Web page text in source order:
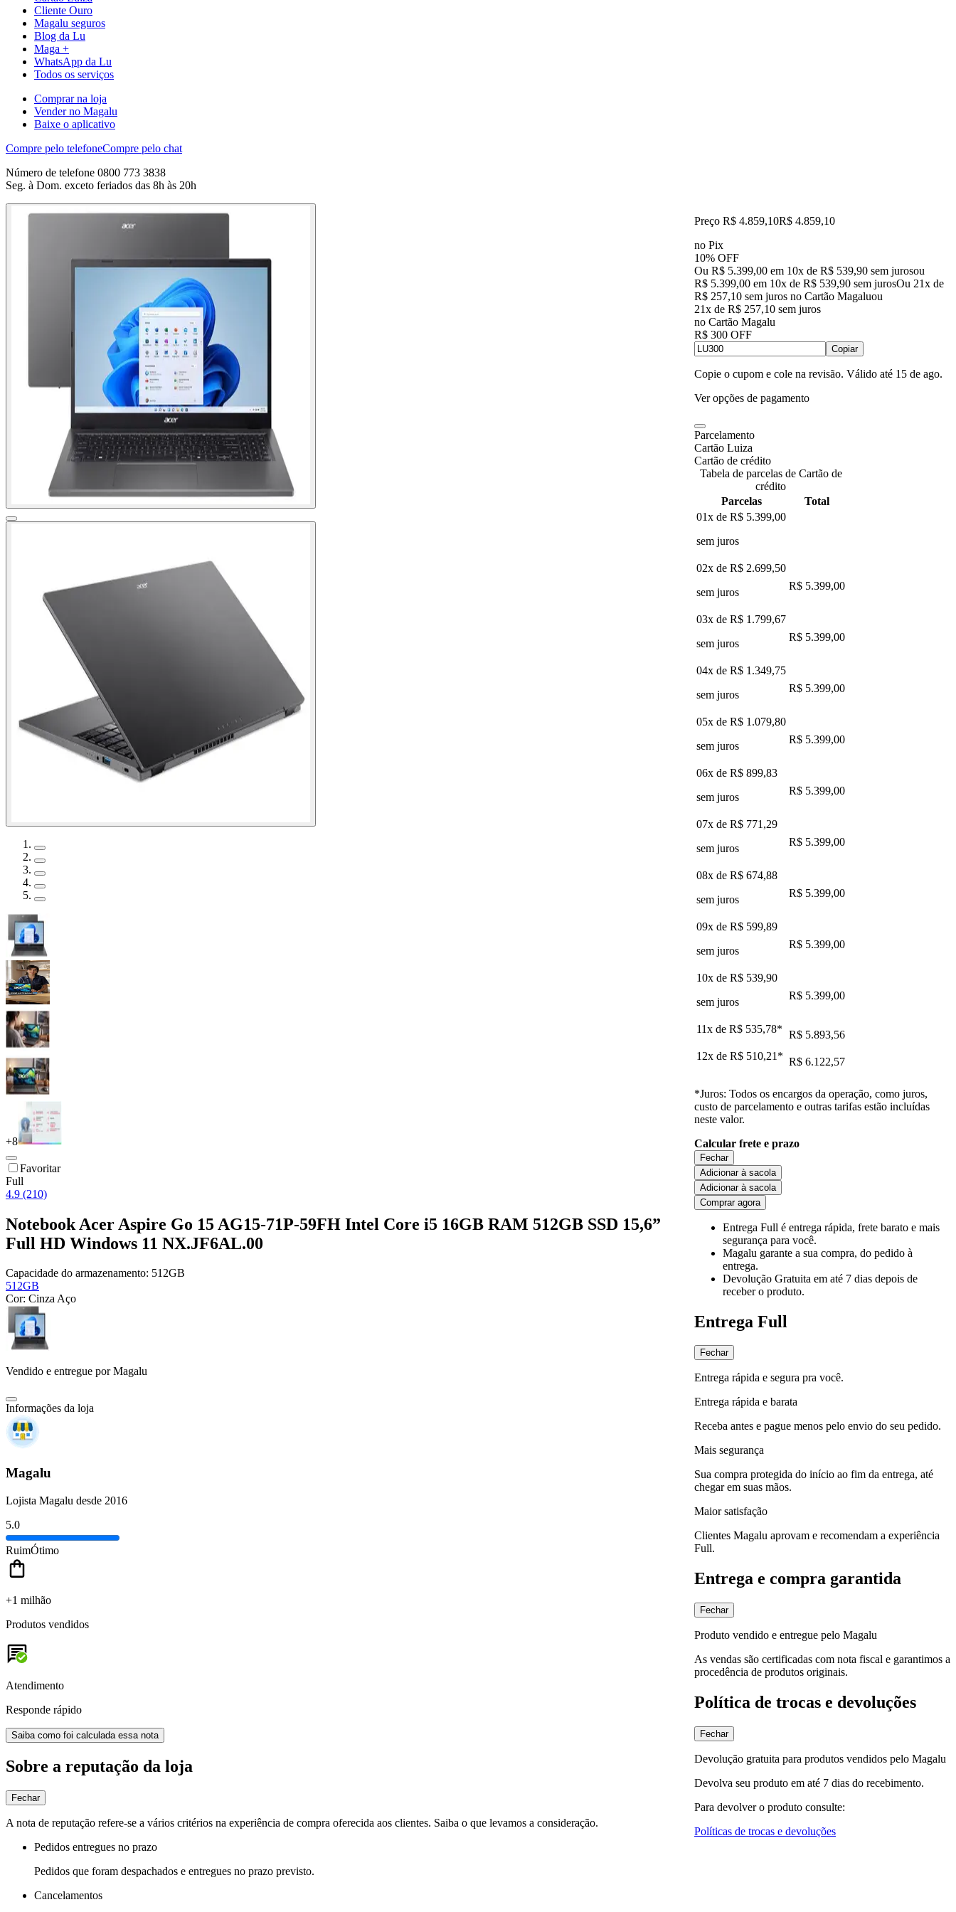
Cliente Ouro
Magalu seguros
Blog da Lu
Maga +
WhatsApp da Lu
Todos os serviços
Comprar na loja
Vender no Magalu
Baixe o aplicativo
Compre pelo telefoneCompre pelo chat
Número de telefone 0800 773 3838
Seg. à Dom. exceto feriados das 8h às 20h
+8
Favoritar
Full
4.9 (210)
Notebook Acer Aspire Go 15 AG15-71P-59FH Intel Core i5 16GB RAM 512GB SSD 15,6”
Full HD Windows 11 NX.JF6AL.00
Capacidade do armazenamento: 512GB
512GB
Cor: Cinza Aço
Vendido e entregue por Magalu
Informações da loja
Magalu
Lojista Magalu desde 2016
5.0
RuimÓtimo
+1 milhão
Produtos vendidos
Atendimento
Responde rápido
Saiba como foi calculada essa nota
Sobre a reputação da loja
Fechar
A nota de reputação refere-se a vários critérios na experiência de compra oferecida aos clientes. Saiba o que levamos a consideração.
Pedidos entregues no prazo
Pedidos que foram despachados e entregues no prazo previsto.
Cancelamentos
Preço R$ 4.859,10R$ 4.859,10
no Pix
10% OFF
Ou R$ 5.399,00 em 10x de R$ 539,90 sem jurosou
R$ 5.399,00 em 10x de R$ 539,90 sem jurosOu 21x de
R$ 257,10 sem juros no Cartão Magaluou
21x de R$ 257,10 sem juros
no Cartão Magalu
R$ 300 OFF
Copiar
Copie o cupom e cole na revisão. Válido até 15 de ago.
Ver opções de pagamento
Parcelamento
Cartão Luiza
Cartão de crédito
Tabela de parcelas de Cartão de
crédito
Parcelas
Total
01x de R$ 5.399,00
sem juros
02x de R$ 2.699,50
sem juros
R$ 5.399,00
03x de R$ 1.799,67
sem juros
R$ 5.399,00
04x de R$ 1.349,75
sem juros
R$ 5.399,00
05x de R$ 1.079,80
sem juros
R$ 5.399,00
06x de R$ 899,83
sem juros
R$ 5.399,00
07x de R$ 771,29
sem juros
R$ 5.399,00
08x de R$ 674,88
sem juros
R$ 5.399,00
09x de R$ 599,89
sem juros
R$ 5.399,00
10x de R$ 539,90
sem juros
R$ 5.399,00
11x de R$ 535,78* R$ 5.893,56
12x de R$ 510,21 * R$ 6.122,57
*Juros: Todos os encargos da operação, como juros,
custo de parcelamento e outras tarifas estão incluídas
neste valor.
Calcular frete e prazo
Fechar
Adicionar à sacola
Adicionar à sacola
Comprar agora
Entrega Full é entrega rápida, frete barato e mais
segurança para você.
Magalu garante a sua compra, do pedido à
entrega.
Devolução Gratuita em até 7 dias depois de
receber o produto.
Entrega Full
Fechar
Entrega rápida e segura pra você.
Entrega rápida e barata
Receba antes e pague menos pelo envio do seu pedido.
Mais segurança
Sua compra protegida do início ao fim da entrega, até
chegar em suas mãos.
Maior satisfação
Clientes Magalu aprovam e recomendam a experiência
Full.
Entrega e compra garantida
Fechar
Produto vendido e entregue pelo Magalu
As vendas são certificadas com nota fiscal e garantimos a
procedência de produtos originais.
Política de trocas e devoluções
Fechar
Devolução gratuita para produtos vendidos pelo Magalu
Devolva seu produto em até 7 dias do recebimento.
Para devolver o produto consulte:
Políticas de trocas e devoluções